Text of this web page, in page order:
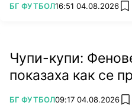
ПОВЕЧЕ ОТ
БГ ФУТБОЛ16:51 04.08.2026
Чупи-купи:
показаха как се
ПОВЕЧЕ ОТ
БГ ФУТБОЛ09:17 04.08.2026